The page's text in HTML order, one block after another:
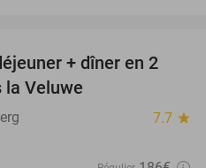
22%
+ dîner en 2
la Veluwe
7.7 star